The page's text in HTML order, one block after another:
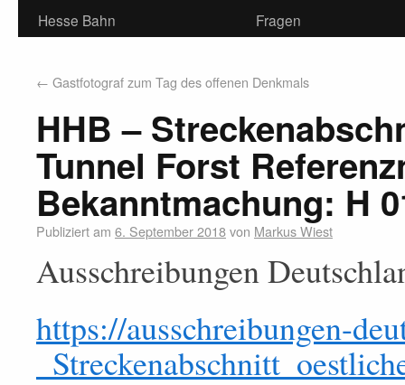
Hesse Bahn
Fragen
← Gastfotograf zum Tag des offenen Denkmals
HHB –
Tunnel Forst
Bekanntmachung: H
Publiziert am 6. September 2018von Markus Wiest
Ausschreibungen
https://ausschreibungen-